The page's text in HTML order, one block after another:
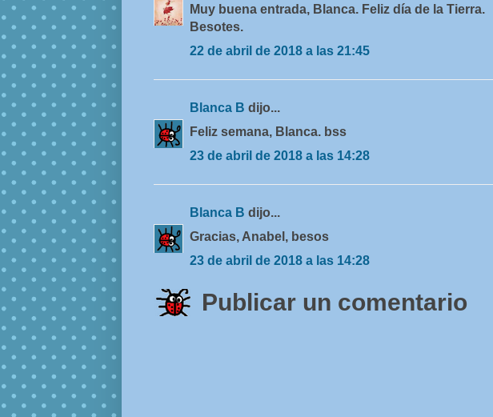
Muy buena entrada, Blanca. Feliz día de la Tierra.
Besotes.
22 de abril de 2018 a las 21:45
Blanca B dijo...
Feliz semana, Blanca. bss
23 de abril de 2018 a las 14:28
Blanca B dijo...
Gracias, Anabel, besos
23 de abril de 2018 a las 14:28
Publicar un comentario